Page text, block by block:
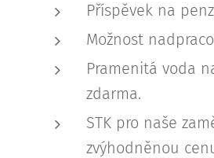
Příspěvek na
Možnost
Pramenitá voda
zdarma.
STK pro naše
zvýhodněnou